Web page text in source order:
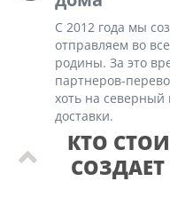
С 2012 года мы
отправляем во
родины. За это
партнеров-
хоть на
доставки.
КТО